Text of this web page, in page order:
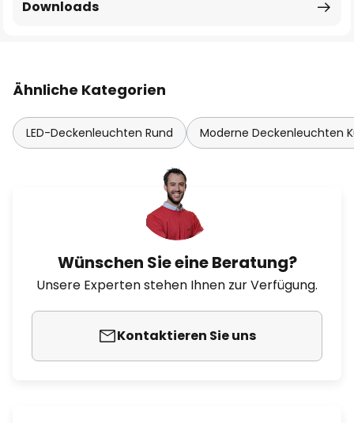
Downloads
Ähnliche Kategorien
LED-Deckenleuchten Rund Moderne Deckenleuchten
Wünschen Sie eine Beratung?
Unsere Experten stehen Ihnen zur Verfügung.
Kontaktieren Sie uns